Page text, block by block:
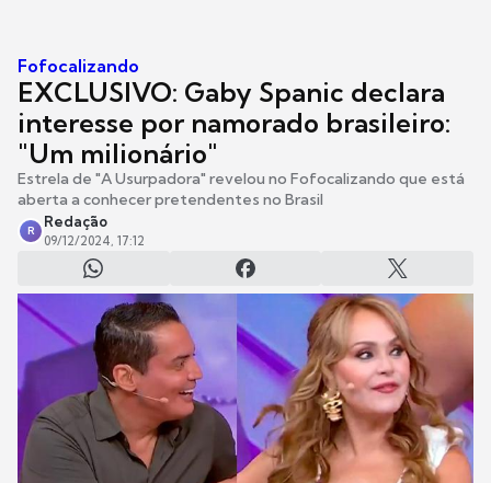
Fofocalizando
EXCLUSIVO: Gaby Spanic declara
interesse por namorado brasileiro:
"Um milionário"
Estrela de "A Usurpadora" revelou no Fofocalizando que está
aberta a conhecer pretendentes no Brasil
R
Redação
09/12/2024, 17:12